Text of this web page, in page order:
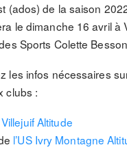
(ados) de la saison
le dimanche 16 avril à
Sports Colette Besson
les infos nécessaires
clubs :
Villejuif Altitude
l’US Ivry Montagne